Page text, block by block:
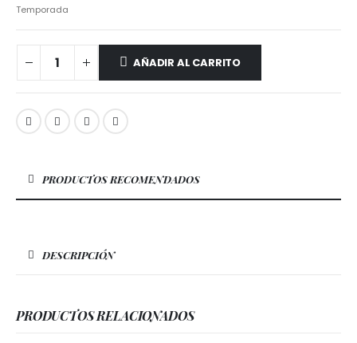
Temporada
AÑADIR AL CARRITO
PRODUCTOS RECOMENDADOS
DESCRIPCIÓN
PRODUCTOS RELACIONADOS